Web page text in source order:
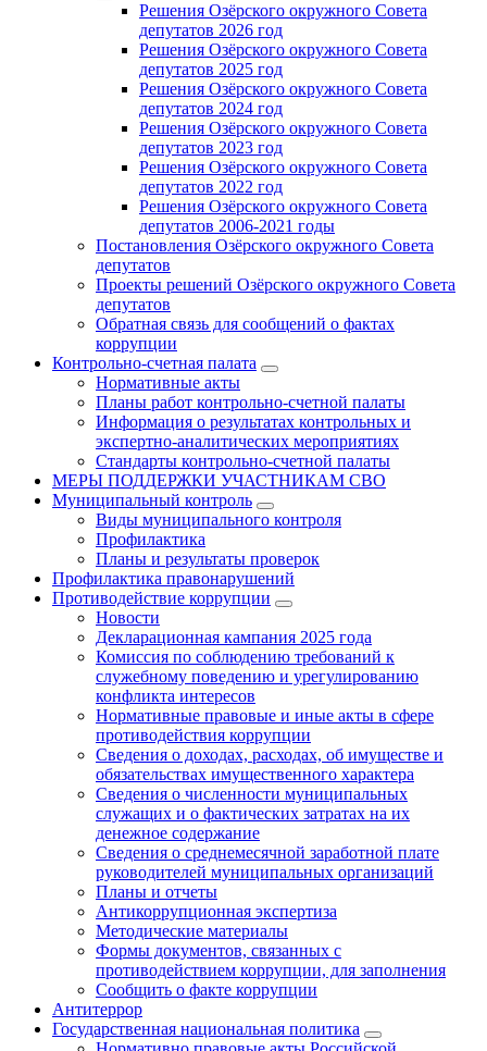
Решения Озёрского окружного Совета
депутатов 2026 год
Решения Озёрского окружного Совета
депутатов 2025 год
Решения Озёрского окружного Совета
депутатов 2024 год
Решения Озёрского окружного Совета
депутатов 2023 год
Решения Озёрского окружного Совета
депутатов 2022 год
Решения Озёрского окружного Совета
депутатов 2006-2021 годы
Постановления Озёрского окружного Совета
депутатов
Проекты решений Озёрского окружного Совета
депутатов
Обратная связь для сообщений о фактах
коррупции
Контрольно-счетная палата
Нормативные акты
Планы работ контрольно-счетной палаты
Информация о результатах контрольных и
экспертно-аналитических мероприятиях
Стандарты контрольно-счетной палаты
МЕРЫ ПОДДЕРЖКИ УЧАСТНИКАМ СВО
Муниципальный контроль
Виды муниципального контроля
Профилактика
Планы и результаты проверок
Профилактика правонарушений
Противодействие коррупции
Новости
Декларационная кампания 2025 года
Комиссия по соблюдению требований к
служебному поведению и урегулированию
конфликта интересов
Нормативные правовые и иные акты в сфере
противодействия коррупции
Сведения о доходах, расходах, об имуществе и
обязательствах имущественного характера
Сведения о численности муниципальных
служащих и о фактических затратах на их
денежное содержание
Сведения о среднемесячной заработной плате
руководителей муниципальных организаций
Планы и отчеты
Антикоррупционная экспертиза
Методические материалы
Формы документов, связанных с
противодействием коррупции, для заполнения
Сообщить о факте коррупции
Антитеррор
Государственная национальная политика